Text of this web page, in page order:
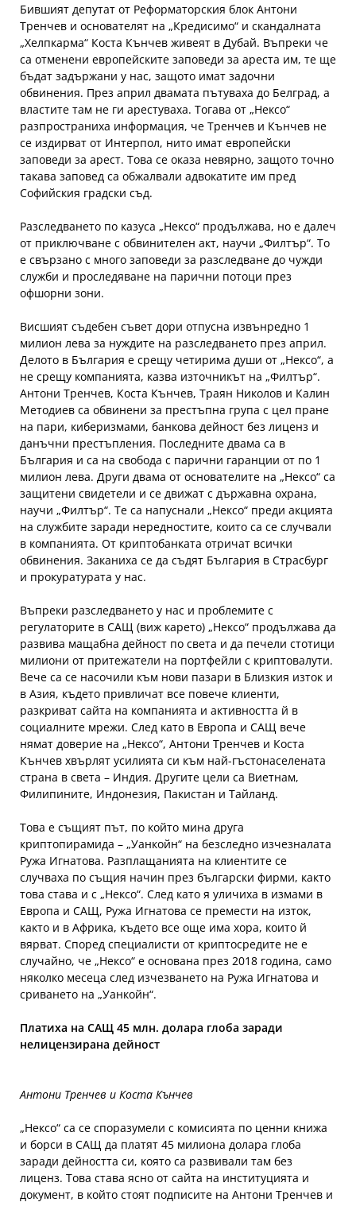
Бившият депутат от Реформаторския блок Антони
Тренчев и основателят на „Кредисимо“ и скандалната
„Хелпкарма“ Коста Кънчев живеят в Дубай. Въпреки че
са отменени европейските заповеди за ареста им, те ще
бъдат задържани у нас, защото имат задочни
обвинения. През април двамата пътуваха до Белград, а
властите там не ги арестуваха. Тогава от „Нексо“
разпространиха информация, че Тренчев и Кънчев не
се издирват от Интерпол, нито имат европейски
заповеди за арест. Това се оказа невярно, защото точно
такава заповед са обжалвали адвокатите им пред
Софийския градски съд.
Разследването по казуса „Нексо“ продължава, но е далеч
от приключване с обвинителен акт, научи „Филтър“. То
е свързано с много заповеди за разследване до чужди
служби и проследяване на парични потоци през
офшорни зони.
Висшият съдебен съвет дори отпусна извънредно 1
милион лева за нуждите на разследването през април.
Делото в България е срещу четирима души от „Нексо“, а
не срещу компанията, казва източникът на „Филтър“.
Антони Тренчев, Коста Кънчев, Траян Николов и Калин
Методиев са обвинени за престъпна група с цел пране
на пари, киберизмами, банкова дейност без лиценз и
данъчни престъпления. Последните двама са в
България и са на свобода с парични гаранции от по 1
милион лева. Други двама от основателите на „Нексо“ са
защитени свидетели и се движат с държавна охрана,
научи „Филтър“. Те са напуснали „Нексо“ преди акцията
на службите заради нередностите, които са се случвали
в компанията. От криптобанката отричат всички
обвинения. Заканиха се да съдят България в Страсбург
и прокуратурата у нас.
Въпреки разследването у нас и проблемите с
регулаторите в САЩ (виж карето) „Нексо“ продължава да
развива мащабна дейност по света и да печели стотици
милиони от притежатели на портфейли с криптовалути.
Вече са се насочили към нови пазари в Близкия изток и
в Азия, където привличат все повече клиенти,
разкриват сайта на компанията и активността й в
социалните мрежи. След като в Европа и САЩ вече
нямат доверие на „Нексо“, Антони Тренчев и Коста
Кънчев хвърлят усилията си към най-гъстонаселената
страна в света – Индия. Другите цели са Виетнам,
Филипините, Индонезия, Пакистан и Тайланд.
Това е същият път, по който мина друга
криптопирамида – „Уанкойн“ на безследно изчезналата
Ружа Игнатова. Разплащанията на клиентите се
случваха по същия начин през български фирми, както
това става и с „Нексо“. След като я уличиха в измами в
Европа и САЩ, Ружа Игнатова се премести на изток,
както и в Африка, където все още има хора, които й
вярват. Според специалисти от криптосредите не е
случайно, че „Нексо“ е основана през 2018 година, само
няколко месеца след изчезването на Ружа Игнатова и
сриването на „Уанкойн“.
Платиха на САЩ 45 млн. долара глоба заради
нелицензирана дейност
Антони Тренчев и Коста Кънчев
„Нексо“ са се споразумели с комисията по ценни книжа
и борси в САЩ да платят 45 милиона долара глоба
заради дейността си, която са развивали там без
лиценз. Това става ясно от сайта на институцията и
документ, в който стоят подписите на Антони Тренчев и